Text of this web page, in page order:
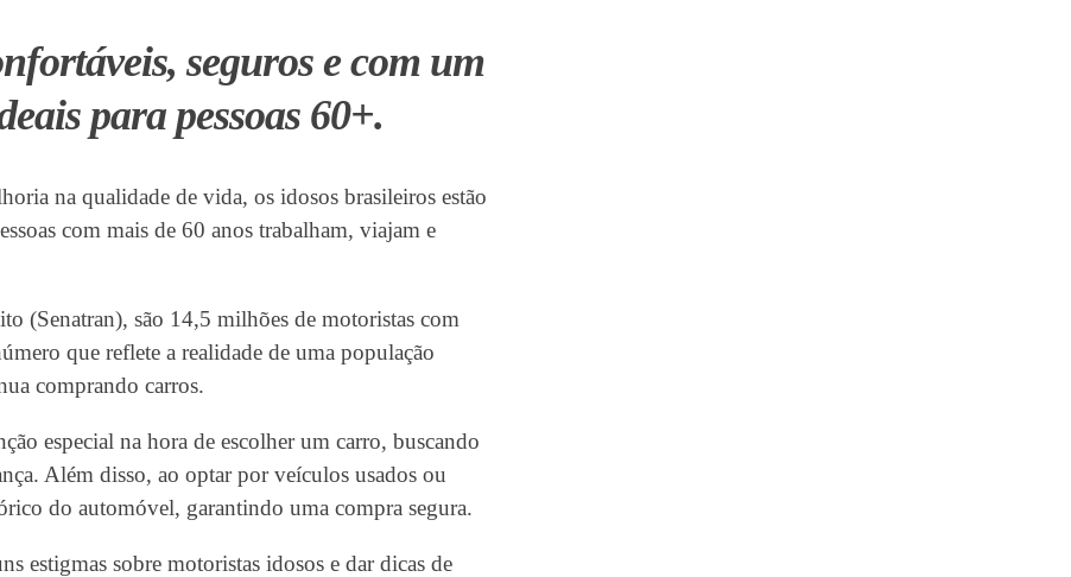
seguros e com um
para pessoas 60+.
na qualidade de vida, os idosos brasileiros estão
com mais de 60 anos trabalham, viajam e
(Senatran), são 14,5 milhões de motoristas com
que reflete a realidade de uma população
comprando carros.
especial na hora de escolher um carro, buscando
Além disso, ao optar por veículos usados ou
do automóvel, garantindo uma compra segura.
estigmas sobre motoristas idosos e dar dicas de